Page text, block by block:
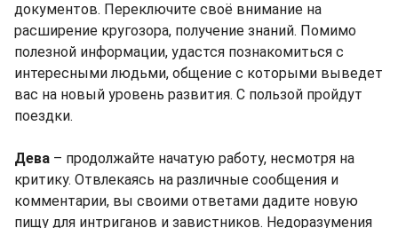
документов. Переключите своё внимание на
расширение кругозора, получение знаний. Помимо
полезной информации, удастся познакомиться с
интересными людьми, общение с которыми выведет
вас на новый уровень развития. С пользой пройдут
поездки.
Дева – продолжайте начатую работу, несмотря на
критику. Отвлекаясь на различные сообщения и
комментарии, вы своими ответами дадите новую
пищу для интриганов и завистников. Недоразумения